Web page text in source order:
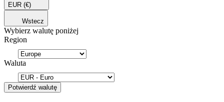
EUR (€)
Wstecz
Wybierz walutę poniżej
Region
Waluta
Potwierdź walutę